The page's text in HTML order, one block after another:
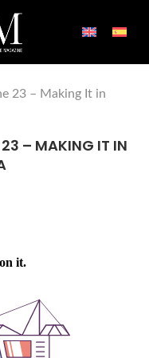
23 – Making It in
23 – MAKING IT IN